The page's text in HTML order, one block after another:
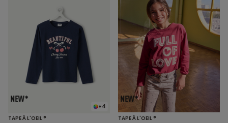
+4
TAPE À L'OEIL ®
TAPE À L'OEIL ®